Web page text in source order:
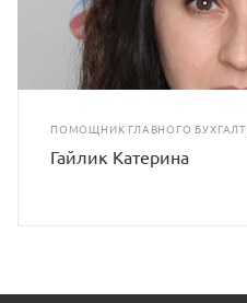
ПОМОЩНИК ГЛАВНОГО
Гайлик Катерина